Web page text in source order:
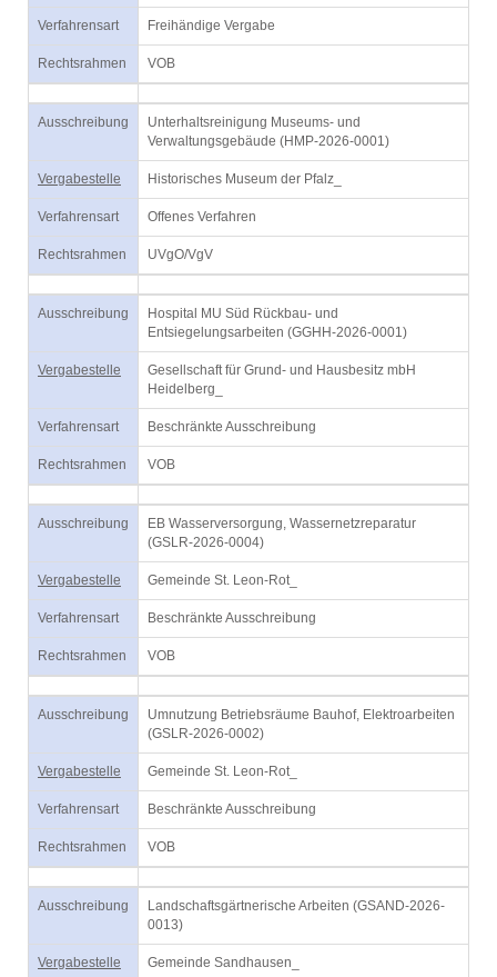
Verfahrensart Freihändige Vergabe
Rechtsrahmen VOB
Ausschreibung
Unterhaltsreinigung Museums- und
Verwaltungsgebäude (HMP-2026-0001)
Vergabestelle Historisches Museum der Pfalz_
Verfahrensart Offenes Verfahren
Rechtsrahmen UVgO/VgV
Ausschreibung
Hospital MU Süd Rückbau- und
Entsiegelungsarbeiten (GGHH-2026-0001)
Vergabestelle
Gesellschaft für Grund- und Hausbesitz mbH
Heidelberg_
Verfahrensart Beschränkte Ausschreibung
Rechtsrahmen VOB
Ausschreibung
EB Wasserversorgung, Wassernetzreparatur
(GSLR-2026-0004)
Vergabestelle Gemeinde St. Leon-Rot_
Verfahrensart Beschränkte Ausschreibung
Rechtsrahmen VOB
Ausschreibung
Umnutzung Betriebsräume Bauhof, Elektroarbeiten
(GSLR-2026-0002)
Vergabestelle Gemeinde St. Leon-Rot_
Verfahrensart Beschränkte Ausschreibung
Rechtsrahmen VOB
Ausschreibung
Landschaftsgärtnerische Arbeiten (GSAND-2026-
0013)
Vergabestelle Gemeinde Sandhausen_